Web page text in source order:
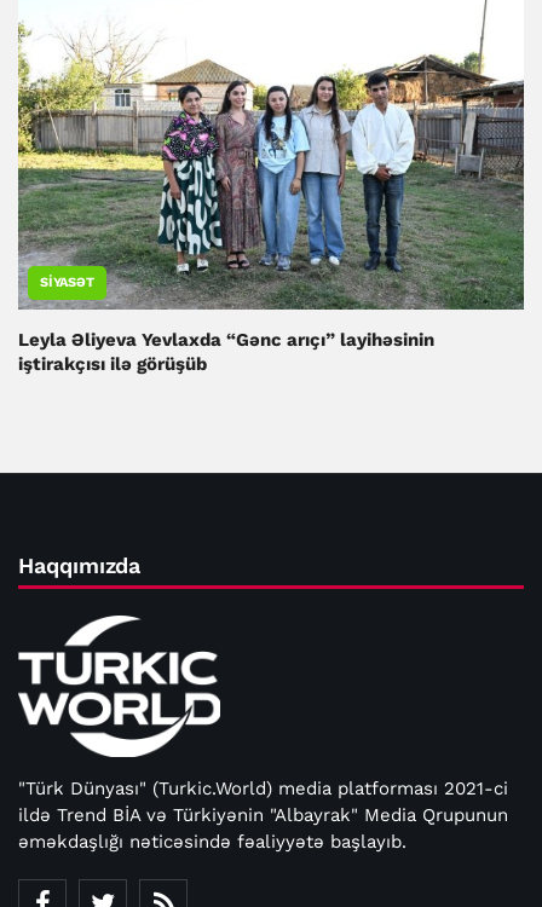
SIYASƏT
Leyla Əliyeva Yevlaxda “Gənc arıçı” layihəsinin
iştirakçısı ilə görüşüb
Haqqımızda
"Türk Dünyası" (Turkic.World) media platforması 2021-ci
ildə Trend BİA və Türkiyənin "Albayrak" Media Qrupunun
əməkdaşlığı nəticəsində fəaliyyətə başlayıb.